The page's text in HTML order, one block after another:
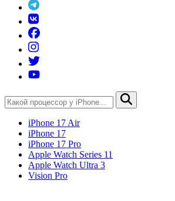
iPhone 17 Air
iPhone 17
iPhone 17 Pro
Apple Watch Series 11
Apple Watch Ultra 3
Vision Pro